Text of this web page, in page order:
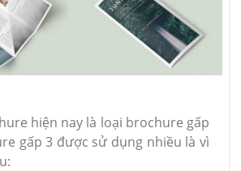
hiện nay là loại brochure gấp
gấp 3 được sử dụng nhiều là vì